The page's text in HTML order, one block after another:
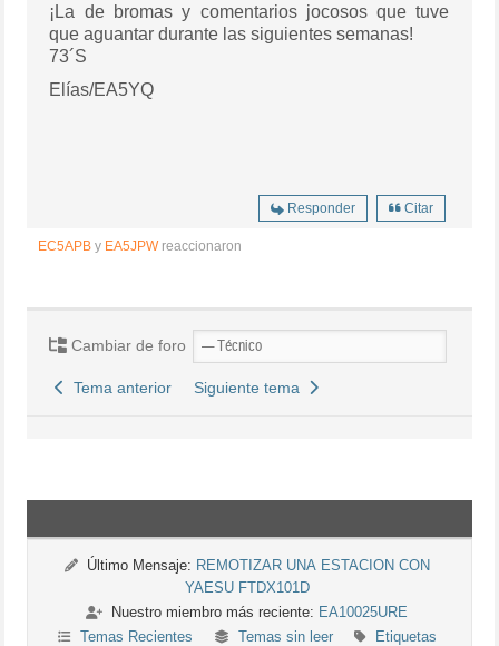
¡La de bromas y comentarios jocosos que tuve
que aguantar durante las siguientes semanas!
73´S
Elías/EA5YQ
Responder Citar
EC5APB y EA5JPWreaccionaron
Cambiar de foro
Tema anterior Siguiente tema
Último Mensaje: REMOTIZAR UNA ESTACION CON
YAESU FTDX101D
Nuestro miembro más reciente: EA10025URE
Temas Recientes
Temas sin leer Etiquetas